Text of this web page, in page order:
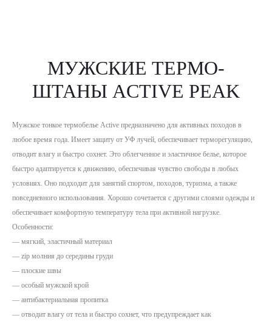
МУЖСКИЕ ТЕРМО-
ШТАНЫ ACTIVE PEAK
Мужское тонкое термобелье Active предназначено для активных походов в
любое время года. Имеет защиту от УФ лучей, обеспечивает терморегуляцию,
отводит влагу и быстро сохнет. Это облегченное и эластичное белье, которое
быстро адаптируется к движению, обеспечивая чувство свободы в любых
условиях. Оно подходит для занятий спортом, походов, туризма, а также
повседневного использования. Хорошо сочетается с другими слоями одежды и
обеспечивает комфортную температуру тела при активной нагрузке.
Особенности:
— мягкий, эластичный материал
— zip молния до середины груди
— плоские швы
— особый мужской крой
— антибактериальная пропитка
— отводит влагу от тела и быстро сохнет, что предупреждает как